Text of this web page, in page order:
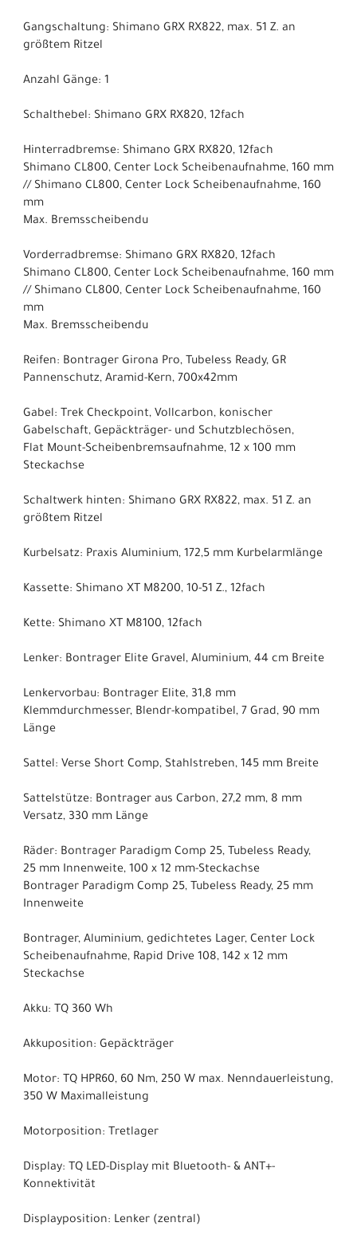
Gangschaltung: Shimano GRX RX822, max. 51 Z. an
größtem Ritzel
Anzahl Gänge: 1
Schalthebel: Shimano GRX RX820, 12fach
Hinterradbremse: Shimano GRX RX820, 12fach
Shimano CL800, Center Lock Scheibenaufnahme, 160 mm
// Shimano CL800, Center Lock Scheibenaufnahme, 160
mm
Max. Bremsscheibendu
Vorderradbremse: Shimano GRX RX820, 12fach
Shimano CL800, Center Lock Scheibenaufnahme, 160 mm
// Shimano CL800, Center Lock Scheibenaufnahme, 160
mm
Max. Bremsscheibendu
Reifen: Bontrager Girona Pro, Tubeless Ready, GR
Pannenschutz, Aramid-Kern, 700x42mm
Gabel: Trek Checkpoint, Vollcarbon, konischer
Gabelschaft, Gepäckträger- und Schutzblechösen,
Flat Mount-Scheibenbremsaufnahme, 12 x 100 mm
Steckachse
Schaltwerk hinten: Shimano GRX RX822, max. 51 Z. an
größtem Ritzel
Kurbelsatz: Praxis Aluminium, 172,5 mm Kurbelarmlänge
Kassette: Shimano XT M8200, 10-51 Z., 12fach
Kette: Shimano XT M8100, 12fach
Lenker: Bontrager Elite Gravel, Aluminium, 44 cm Breite
Lenkervorbau: Bontrager Elite, 31,8 mm
Klemmdurchmesser, Blendr-kompatibel, 7 Grad, 90 mm
Länge
Sattel: Verse Short Comp, Stahlstreben, 145 mm Breite
Sattelstütze: Bontrager aus Carbon, 27,2 mm, 8 mm
Versatz, 330 mm Länge
Räder: Bontrager Paradigm Comp 25, Tubeless Ready,
25 mm Innenweite, 100 x 12 mm-Steckachse
Bontrager Paradigm Comp 25, Tubeless Ready, 25 mm
Innenweite
Bontrager, Aluminium, gedichtetes Lager, Center Lock
Scheibenaufnahme, Rapid Drive 108, 142 x 12 mm
Steckachse
Akku: TQ 360 Wh
Akkuposition: Gepäckträger
Motor: TQ HPR60, 60 Nm, 250 W max. Nenndauerleistung,
350 W Maximalleistung
Motorposition: Tretlager
Display: TQ LED-Display mit Bluetooth- & ANT+-
Konnektivität
Displayposition: Lenker (zentral)